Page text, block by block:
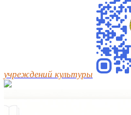
учреждений культуры